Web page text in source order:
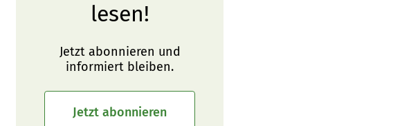
lesen!
Jetzt abonnieren und
informiert bleiben.
Jetzt abonnieren